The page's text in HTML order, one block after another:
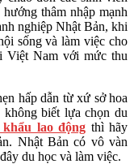
thâm nhập mạnh
nghiệp Nhật Bản, khi
sống và làm việc cho
Việt Nam với mức thu
hấp dẫn từ xứ sở hoa
không biết lựa chọn du
khẩu lao động thì hãy
Nhật Bản có vô vàn
du học và làm việc.